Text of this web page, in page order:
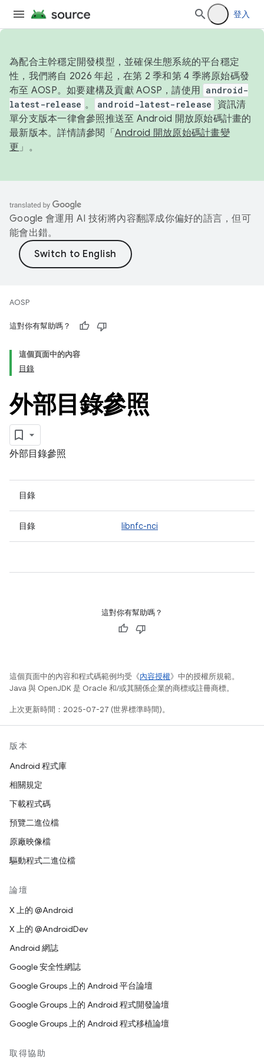
登入
為配合主幹穩定開發模型，並確保生態系統的平台穩定
性，我們將自 2026 年起，在第 2 季和第 4 季將原始碼發
布至 AOSP。如要建構及貢獻 AOSP，請使用 android-
latest-release 。 android-latest-release
資訊清
單分支版本一律會參照推送至 Android 開放原始碼計畫的
最新版本。詳情請參閱「 Android 開放原始碼計畫變
更 」。
Google 會運用 AI 技術將內容翻譯成你偏好的語言，但可
能會出錯。
AOSP
這對你有幫助嗎？
這個頁面中的內容
目錄
外部目錄參照
外部目錄參照
目錄
目錄 libnfc-nci
這對你有幫助嗎？
這個頁面中的內容和程式碼範例均受《內容授權》中的授權所規範。
Java 與 OpenJDK 是 Oracle 和/或其關係企業的商標或註冊商標。
上次更新時間：2025-07-27 (世界標準時間)。
版本
Android 程式庫
相關規定
下載程式碼
預覽二進位檔
原廠映像檔
驅動程式二進位檔
論壇
X 上的 @Android
X 上的 @AndroidDev
Android 網誌
Google 安全性網誌
Google Groups 上的 Android 平台論壇
Google Groups 上的 Android 程式開發論壇
Google Groups 上的 Android 程式移植論壇
取得協助